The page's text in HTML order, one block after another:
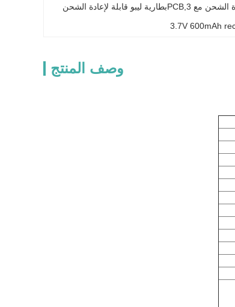
3.7V 600mAh
وصف المنتج